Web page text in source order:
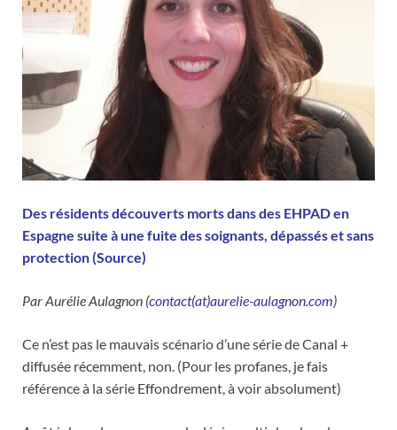
Des résidents découverts morts dans des EHPAD en
Espagne suite à une fuite des soignants, dépassés et sans
protection (Source)
Par Aurélie Aulagnon (contact(at)aurelie-aulagnon.com)
Ce n’est pas le mauvais scénario d’une série de Canal +
diffusée récemment, non. (Pour les profanes, je fais
référence à la série Effondrement, à voir absolument)